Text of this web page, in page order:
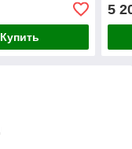
Купить
40)
5